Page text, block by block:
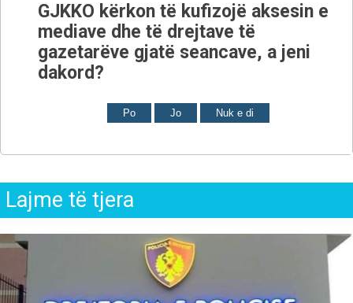
GJKKO kërkon të kufizojë aksesin e
mediave dhe të drejtave të
gazetarëve gjatë seancave, a jeni
dakord?
Po Jo Nuk e di
Lajme të tjera